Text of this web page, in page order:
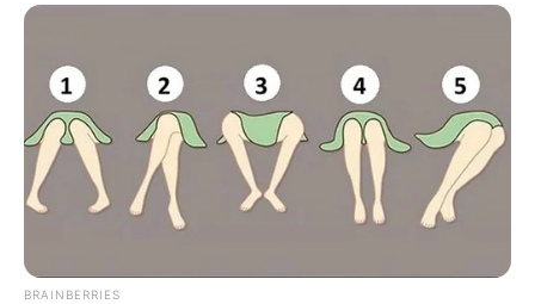
BRAINBERRIES